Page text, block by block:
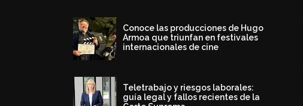
Conoce las producciones de Hugo
Armoa que triunfan en festivales
internacionales de cine
Teletrabajo y riesgos laborales:
guía legal y fallos recientes de la